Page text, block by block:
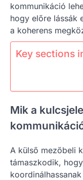
kommunikáció
hogy előre lássák
a koherens
Key sections
Mik a
A külső mezőbeli
támaszkodik,